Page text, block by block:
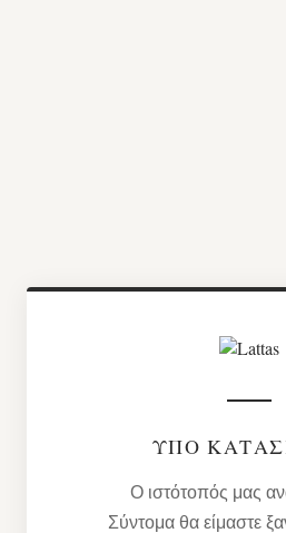
ΥΠΌ
Ο ιστότοπός μας
Σύντομα θα είμαστε